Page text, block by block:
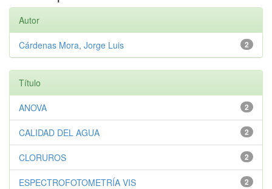
Autor
2
Cárdenas Mora, Jorge Luis
Título
2
ANOVA
2
CALIDAD DEL AGUA
2
CLORUROS
2
ESPECTROFOTOMETRÍA VIS